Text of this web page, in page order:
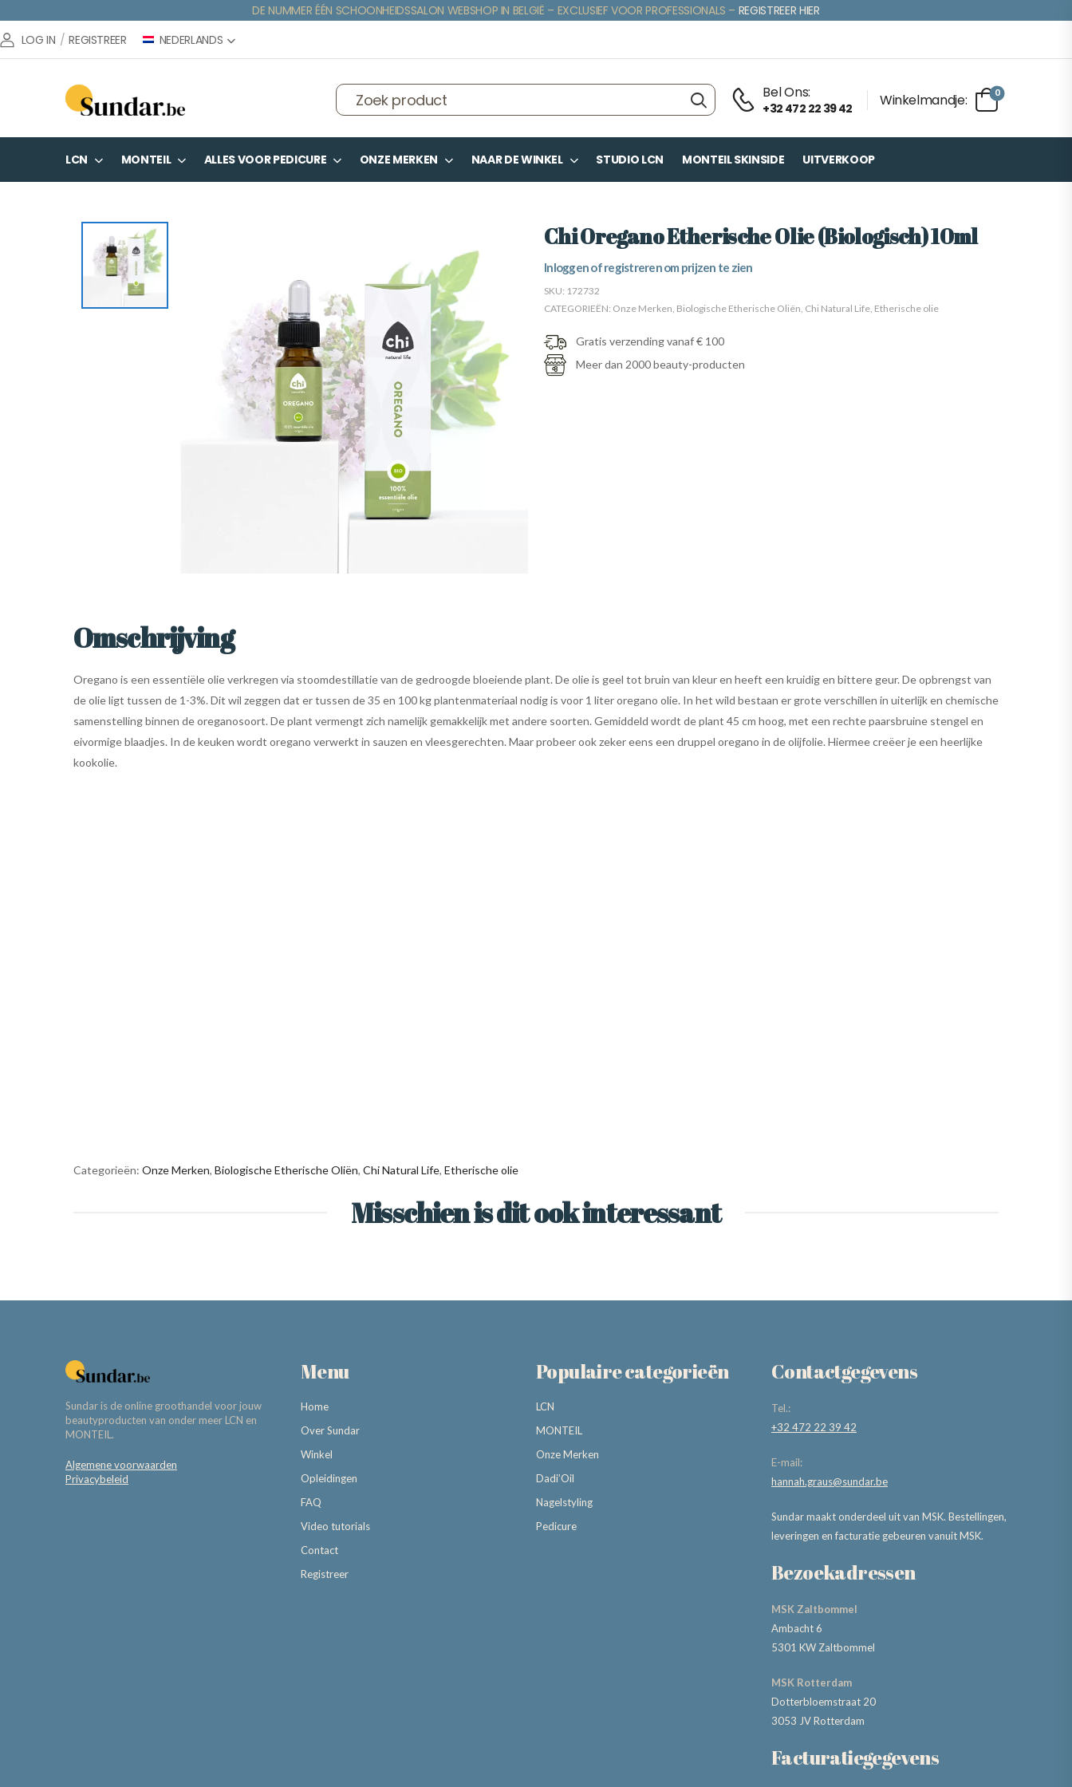
DE NUMMER ÉÉN SCHOONHEIDSSALON WEBSHOP IN BELGIË – EXCLUSIEF VOOR PROFESSIONALS – REGISTREER HIER
LOG IN / REGISTREER NEDERLANDS
Bel Ons:
+32 472 22 39 42 Winkelmandje: 0
LCN MONTEIL ALLES VOOR PEDICURE ONZE MERKEN NAAR DE WINKEL STUDIO LCN MONTEIL SKINSIDE UITVERKOOP
Chi Oregano Etherische Olie (Biologisch) 10ml
Inloggen of registreren om prijzen te zien
SKU: 172732
CATEGORIEËN: Onze Merken, Biologische Etherische Oliën, Chi Natural Life, Etherische olie
Gratis verzending vanaf € 100
Meer dan 2000 beauty-producten
Omschrijving
Oregano is een essentiële olie verkregen via stoomdestillatie van de gedroogde bloeiende plant. De olie is geel tot bruin van kleur en heeft een kruidig en bittere geur. De opbrengst van
de olie ligt tussen de 1-3%. Dit wil zeggen dat er tussen de 35 en 100 kg plantenmateriaal nodig is voor 1 liter oregano olie. In het wild bestaan er grote verschillen in uiterlijk en chemische
samenstelling binnen de oreganosoort. De plant vermengt zich namelijk gemakkelijk met andere soorten. Gemiddeld wordt de plant 45 cm hoog, met een rechte paarsbruine stengel en
eivormige blaadjes. In de keuken wordt oregano verwerkt in sauzen en vleesgerechten. Maar probeer ook zeker eens een druppel oregano in de olijfolie. Hiermee creëer je een heerlijke
kookolie.
Categorieën: Onze Merken, Biologische Etherische Oliën, Chi Natural Life, Etherische olie
Misschien is dit ook interessant
Sundar is de online groothandel voor jouw
beautyproducten van onder meer LCN en
MONTEIL.
Algemene voorwaarden
Privacybeleid
Menu
Home
Over Sundar
Winkel
Opleidingen
FAQ
Video tutorials
Contact
Registreer
Populaire categorieën
LCN
MONTEIL
Onze Merken
Dadi’Oil
Nagelstyling
Pedicure
Contactgegevens
Tel.:
+32 472 22 39 42
E-mail:
hannah.graus@sundar.be
Sundar maakt onderdeel uit van MSK. Bestellingen,
leveringen en facturatie gebeuren vanuit MSK.
Bezoekadressen
MSK Zaltbommel
Ambacht 6
5301 KW Zaltbommel
MSK Rotterdam
Dotterbloemstraat 20
3053 JV Rotterdam
Facturatiegegevens